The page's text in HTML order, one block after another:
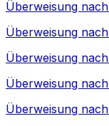
Überweisung nach
Überweisung nach
Überweisung nach
Überweisung nach
Überweisung nach